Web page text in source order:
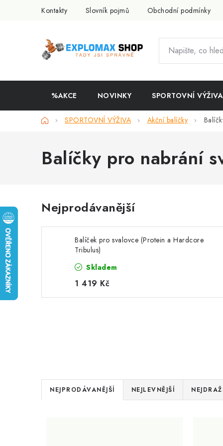
Kontakty Slovník pojmů Obchodní podmínky
%AKCE NOVINKY SPORTOVNÍ VÝŽIVA
DomůSPORTOVNÍ VÝŽIVA Akční balíčky
Balíčky pro nabrání
Nejprodávanější
Balíček pro svalovce (Protein a Hardcore
Tribulus)
Skladem
1 419 Kč
Ř
a
NEJPRODÁVANĚJŠÍ NEJLEVNĚJŠÍ